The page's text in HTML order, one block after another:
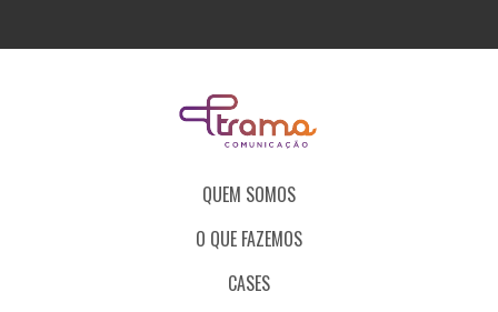
QUEM SOMOS
O QUE FAZEMOS
CASES